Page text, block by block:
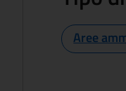
Aree